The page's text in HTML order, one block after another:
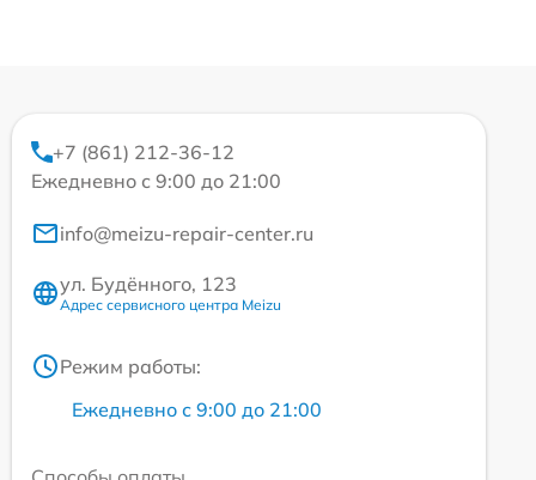
+7 (861) 212-36-12
Ежедневно с 9:00 до 21:00
info@meizu-repair-center.ru
ул. Будённого, 123
Адрес сервисного центра Meizu
Режим работы:
Ежедневно с 9:00 до 21:00